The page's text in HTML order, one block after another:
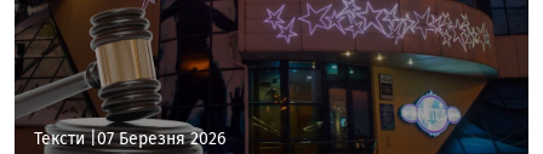
Тексти |07 Березня 2026